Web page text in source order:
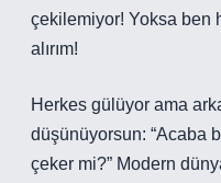
çekilemiyor! Yoksa ben
alırım!
Herkes gülüyor ama
düşünüyorsun: “Acaba
çeker mi?” Modern